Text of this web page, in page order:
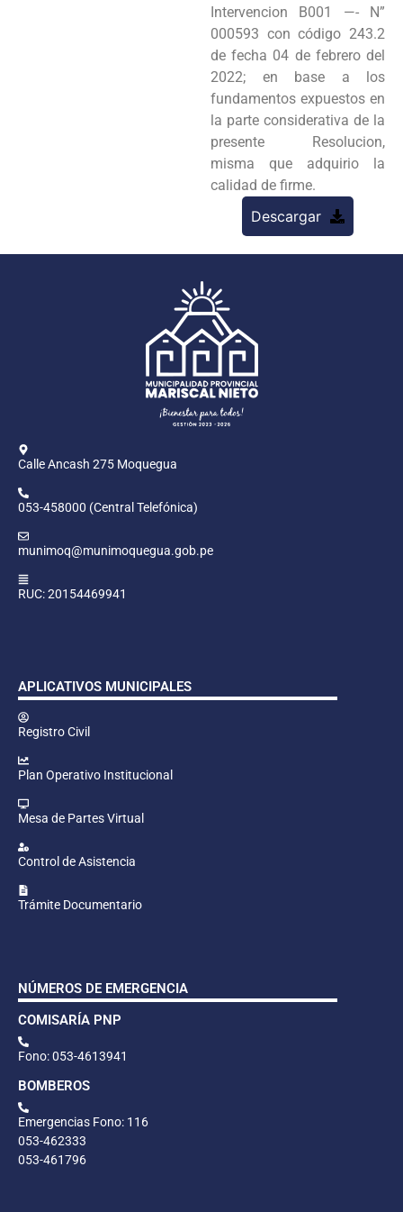
Intervencion B001 —- N”
000593 con código 243.2
de fecha 04 de febrero del
2022; en base a los
fundamentos expuestos en
la parte considerativa de la
presente Resolucion,
misma que adquirio la
calidad de firme.
Descargar
Calle Ancash 275 Moquegua
053-458000 (Central Telefónica)
munimoq@munimoquegua.gob.pe
RUC: 20154469941
APLICATIVOS MUNICIPALES
Registro Civil
Plan Operativo Institucional
Mesa de Partes Virtual
Control de Asistencia
Trámite Documentario
NÚMEROS DE EMERGENCIA
COMISARÍA PNP
Fono: 053-4613941
BOMBEROS
Emergencias Fono: 116
053-462333
053-461796